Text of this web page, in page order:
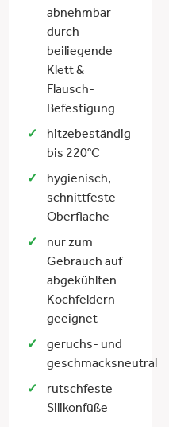
abnehmbar
durch
beiliegende
Klett &
Flausch-
Befestigung
hitzebeständig
bis 220°C
hygienisch,
schnittfeste
Oberfläche
nur zum
Gebrauch auf
abgekühlten
Kochfeldern
geeignet
geruchs- und
geschmacksneutral
rutschfeste
Silikonfüße